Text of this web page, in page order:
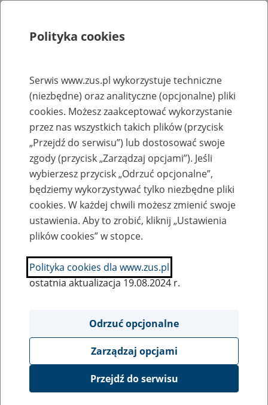
Rejestry, ewidencje i archiwa
Baza zlikwidowanych lub
przekształconych zakładów pracy
Nazwa zakładu pracy:
SZUKAJ
Ukryj wszystkie pozycje bazy
Gminna Spóldzielnia Samopomoc
Polityka cookies
Serwis www.zus.pl wykorzystuje techniczne
(niezbędne) oraz analityczne (opcjonalne) pliki
cookies. Możesz zaakceptować wykorzystanie
przez nas wszystkich takich plików (przycisk
„Przejdź do serwisu”) lub dostosować swoje
zgody (przycisk „Zarządzaj opcjami”). Jeśli
wybierzesz przycisk „Odrzuć opcjonalne”,
będziemy wykorzystywać tylko niezbędne pliki
cookies. W każdej chwili możesz zmienić swoje
ustawienia. Aby to zrobić, kliknij „Ustawienia
plików cookies” w stopce.
Polityka cookies dla www.zus.pl
ostatnia aktualizacja 19.08.2024 r.
Odrzuć opcjonalne
Zarządzaj opcjami
Przejdź do serwisu